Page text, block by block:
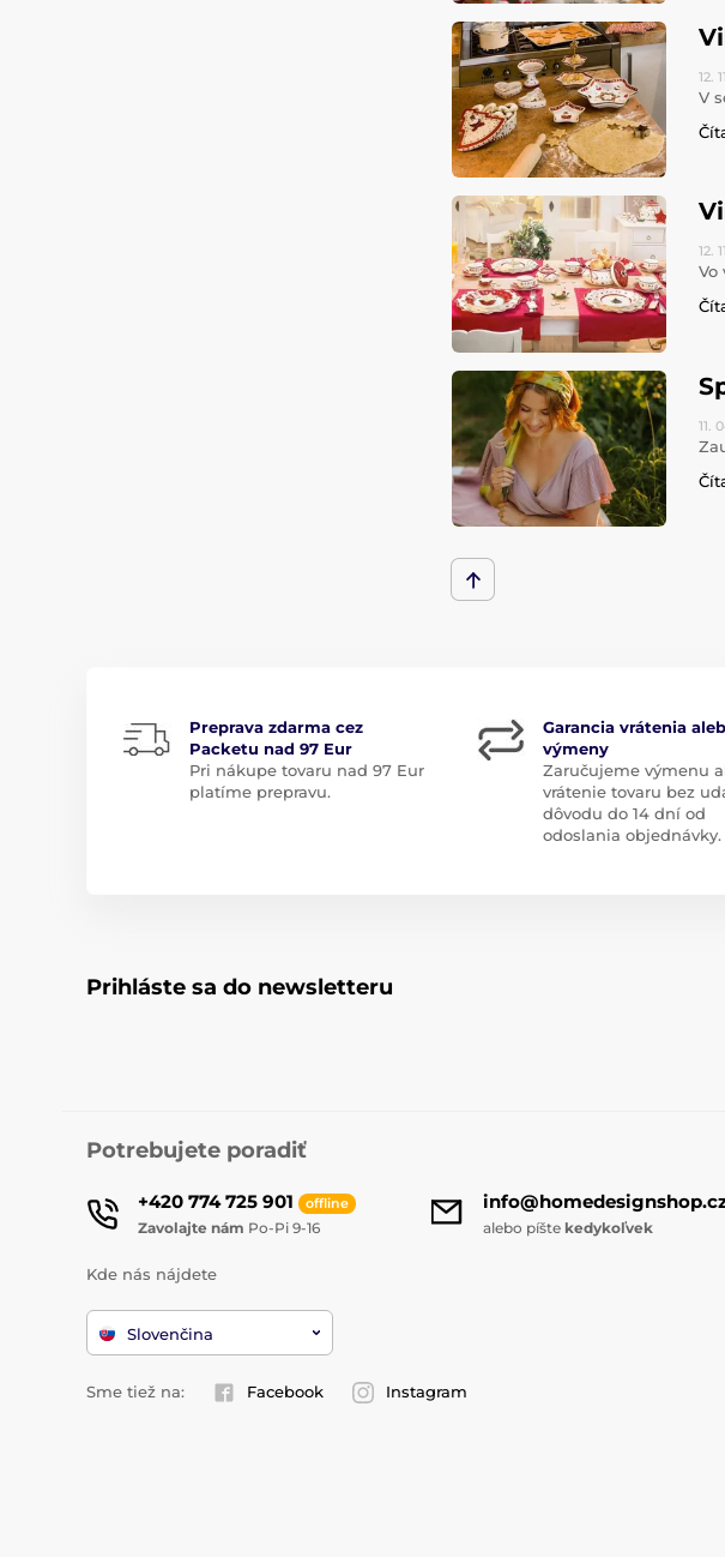
12.
V
12.
Vo
11.
Preprava zdarma cez
Packetu nad 97 Eur
Pri nákupe tovaru nad 97 Eur
platíme prepravu.
Garancia vrátenia
výmeny
Zaručujeme výmenu
vrátenie tovaru bez
dôvodu do 14 dní od
odoslania objednávky.
Prihláste sa do newsletteru
Potrebujete poradiť
+420 774 725 901 offline
Zavolajte nám Po-Pi 9-16 alebo píšte kedykoľvek
Kde nás nájdete
Slovenčina
Sme tiež na: Facebook Instagram